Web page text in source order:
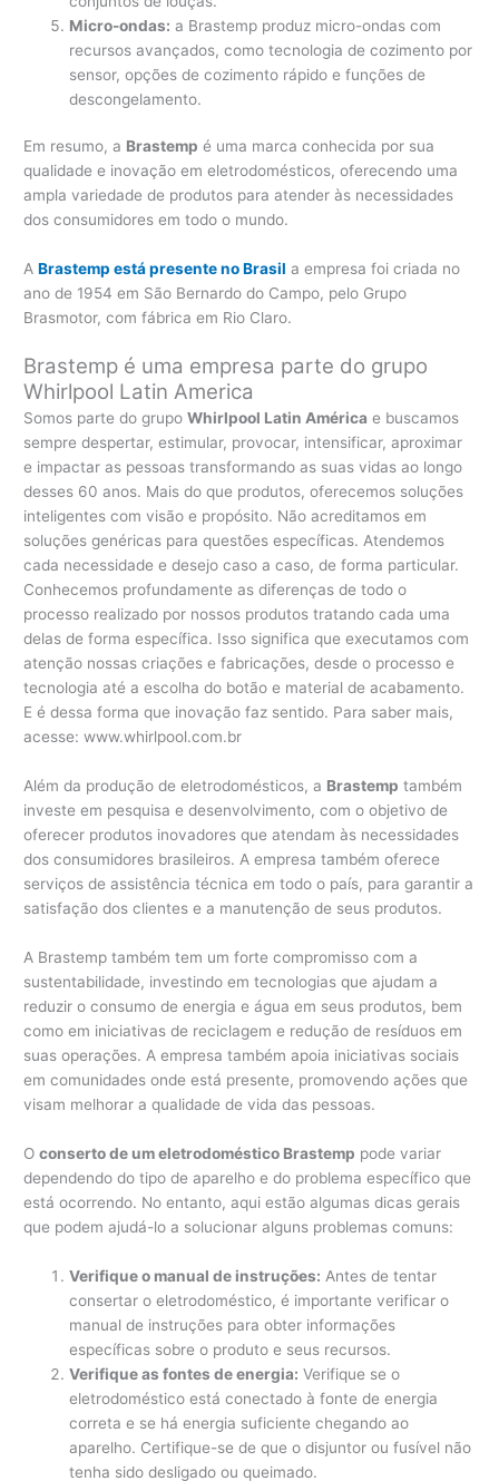
Micro-ondas: a Brastemp produz micro-ondas com
recursos avançados, como tecnologia de cozimento por
sensor, opções de cozimento rápido e funções de
descongelamento.
Em resumo, a Brastemp é uma marca conhecida por sua
qualidade e inovação em eletrodomésticos, oferecendo uma
ampla variedade de produtos para atender às necessidades
dos consumidores em todo o mundo.
ABrastemp está presente no Brasil a empresa foi criada no
ano de 1954 em São Bernardo do Campo, pelo Grupo
Brasmotor, com fábrica em Rio Claro.
Brastemp é uma empresa parte do grupo
Whirlpool Latin America
Somos parte do grupoWhirlpool Latin América e buscamos
sempre despertar, estimular, provocar, intensificar, aproximar
e impactar as pessoas transformando as suas vidas ao longo
desses 60 anos. Mais do que produtos, oferecemos soluções
inteligentes com visão e propósito. Não acreditamos em
soluções genéricas para questões específicas. Atendemos
cada necessidade e desejo caso a caso, de forma particular.
Conhecemos profundamente as diferenças de todo o
processo realizado por nossos produtos tratando cada uma
delas de forma específica. Isso significa que executamos com
atenção nossas criações e fabricações, desde o processo e
tecnologia até a escolha do botão e material de acabamento.
E é dessa forma que inovação faz sentido. Para saber mais,
acesse: www.whirlpool.com.br
Além da produção de eletrodomésticos, a Brastemp também
investe em pesquisa e desenvolvimento, com o objetivo de
oferecer produtos inovadores que atendam às necessidades
dos consumidores brasileiros. A empresa também oferece
serviços de assistência técnica em todo o país, para garantir a
satisfação dos clientes e a manutenção de seus produtos.
A Brastemp também tem um forte compromisso com a
sustentabilidade, investindo em tecnologias que ajudam a
reduzir o consumo de energia e água em seus produtos, bem
como em iniciativas de reciclagem e redução de resíduos em
suas operações. A empresa também apoia iniciativas sociais
em comunidades onde está presente, promovendo ações que
visam melhorar a qualidade de vida das pessoas.
Oconserto de um eletrodoméstico Brastemp pode variar
dependendo do tipo de aparelho e do problema específico que
está ocorrendo. No entanto, aqui estão algumas dicas gerais
que podem ajudá-lo a solucionar alguns problemas comuns:
Verifique o manual de instruções: Antes de tentar
consertar o eletrodoméstico, é importante verificar o
manual de instruções para obter informações
específicas sobre o produto e seus recursos.
Verifique as fontes de energia: Verifique se o
eletrodoméstico está conectado à fonte de energia
correta e se há energia suficiente chegando ao
aparelho. Certifique-se de que o disjuntor ou fusível não
tenha sido desligado ou queimado.